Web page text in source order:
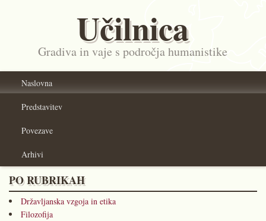
Učilnica
Gradiva in vaje s področja humanistike
Naslovna
Predstavitev
Povezave
Arhivi
PO RUBRIKAH
Državljanska vzgoja in etika
Filozofija